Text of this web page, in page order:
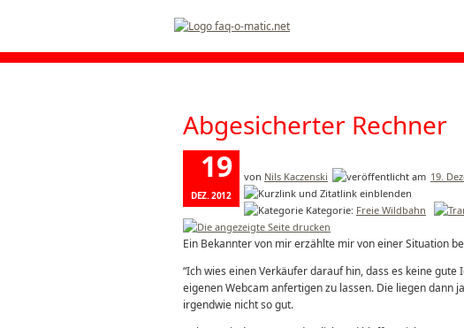
Abgesicherter Rechner
19
DEZ. 2012
von Nils Kaczenski 19.
Kategorie: Freie Wildbahn
Ein Bekannter von mir erzählte mir von einer Situation
“Ich wies einen Verkäufer darauf hin, dass es keine gute
eigenen Webcam anfertigen zu lassen. Die liegen dann
irgendwie nicht so gut.